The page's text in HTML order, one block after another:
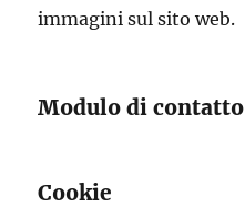
immagini sul sito web.
Modulo di contatto
Cookie